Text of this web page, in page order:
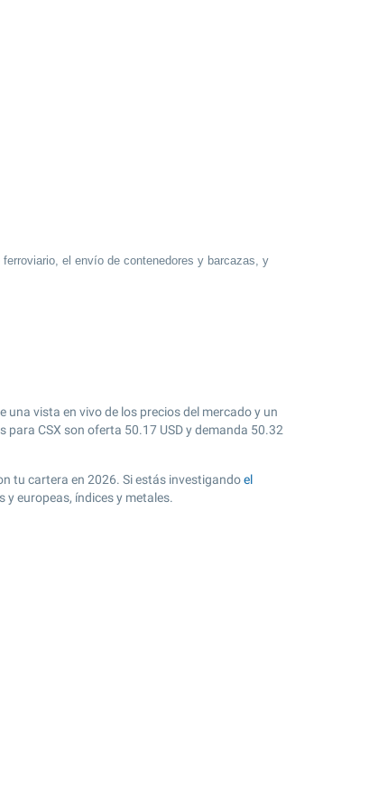
el envío de contenedores y barcazas, y
una vista en vivo de los precios del mercado y un
para CSX son oferta 50.17 USD y demanda 50.32
tu cartera en 2026. Si estás investigandoel
europeas, índices y metales.